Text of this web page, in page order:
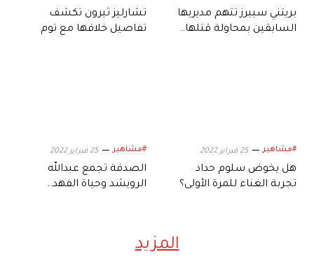
بريتني سبيرز تتهم مديريها
السابقين بمحاولة قتلها..
تشارليز ثيرون تكشف
تفاصيل خلافها مع توم
#مشاهير 25 فبراير 2022
هل يخوض سلوم حداد
تجربة الغناء للمرة الأولى؟
#مشاهير 25 فبراير 2022
الصدفة تجمع عبدالله
الرويشد وحياة الفهد..
المزيد